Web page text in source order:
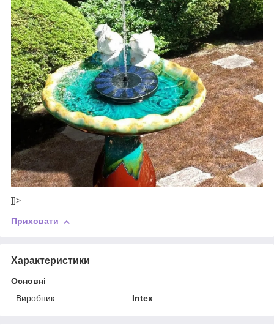
]]>
Приховати
Характеристики
Основні
Виробник
Intex